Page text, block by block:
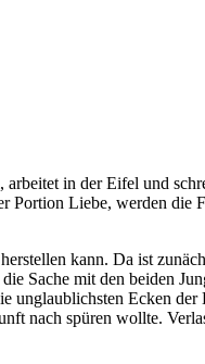
in der Eifel und
Liebe, werden die
kann. Da ist
Sache mit den beiden
unglaublichsten Ecken
nach spüren wollte.